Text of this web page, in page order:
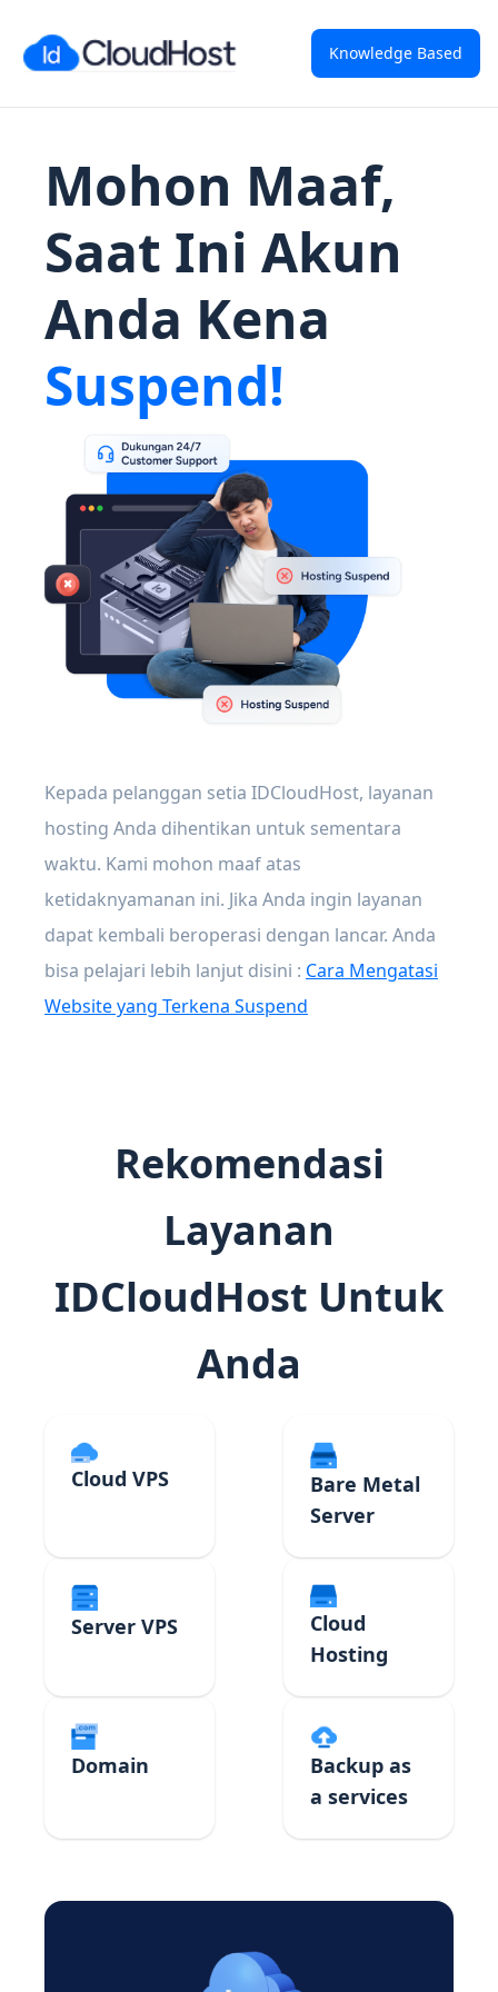
Knowledge Based
Mohon Maaf,
Saat Ini Akun
Anda Kena
Suspend!
Kepada pelanggan setia IDCloudHost, layanan
hosting Anda dihentikan untuk sementara
waktu. Kami mohon maaf atas
ketidaknyamanan ini. Jika Anda ingin layanan
dapat kembali beroperasi dengan lancar. Anda
bisa pelajari lebih lanjut disini : Cara Mengatasi
Website yang Terkena Suspend
Rekomendasi
Layanan
IDCloudHost Untuk
Anda
Cloud VPS
Bare Metal
Server
Server VPS
Cloud
Hosting
Domain
Backup as
a services